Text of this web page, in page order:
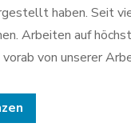
haben. Seit
Arbeiten auf
von unserer